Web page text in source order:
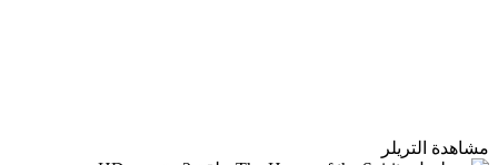
مشاهدة التريلر